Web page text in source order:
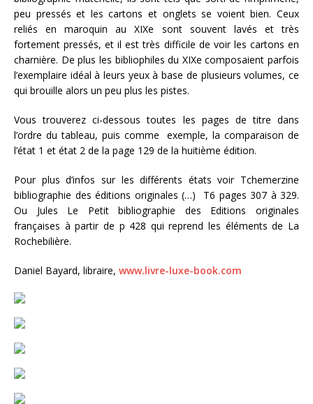
peu pressés et les cartons et onglets se voient bien. Ceux
reliés en maroquin au XIXe sont souvent lavés et très
fortement pressés, et il est très difficile de voir les cartons en
charnière. De plus les bibliophiles du XIXe composaient parfois
l’exemplaire idéal à leurs yeux à base de plusieurs volumes, ce
qui brouille alors un peu plus les pistes.
Vous trouverez ci-dessous toutes les pages de titre dans
l’ordre du tableau, puis comme exemple, la comparaison de
l’état 1 et état 2 de la page 129 de la huitième édition.
Pour plus d’infos sur les différents états voir Tchemerzine
bibliographie des éditions originales (…) T6 pages 307 à 329.
Ou Jules Le Petit bibliographie des Editions originales
françaises à partir de p 428 qui reprend les éléments de La
Rochebilière.
Daniel Bayard, libraire, www.livre-luxe-book.com